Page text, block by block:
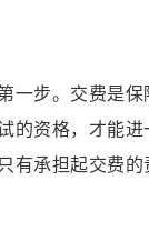
步。交费是
资格，才能
承担起交费